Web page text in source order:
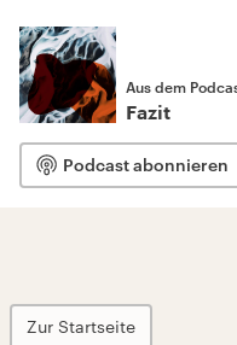
Aus dem
Fazit
Podcast abonnieren
Zur Startseite